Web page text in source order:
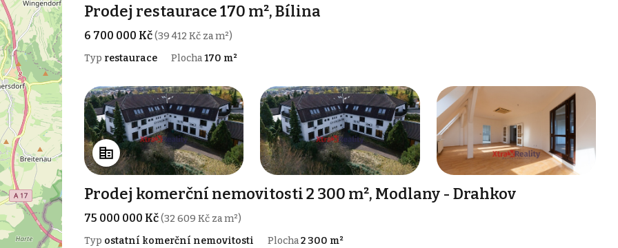
Prodej restaurace 170 m², Bílina
6 700 000 Kč(39 412 Kč za m²)
Typ restaurace Plocha170 m²
Prodej komerční nemovitosti 2 300 m², Modlany - Drahkov
75 000 000 Kč(32 609 Kč za m²)
Typ ostatní komerční nemovitosti Plocha2 300 m²